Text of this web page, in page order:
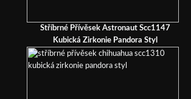
Stříbrné Přívěsek Astronaut Scc1147
Kubická Zirkonie Pandora Styl